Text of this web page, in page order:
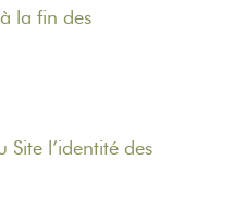
la fin des
l’identité des